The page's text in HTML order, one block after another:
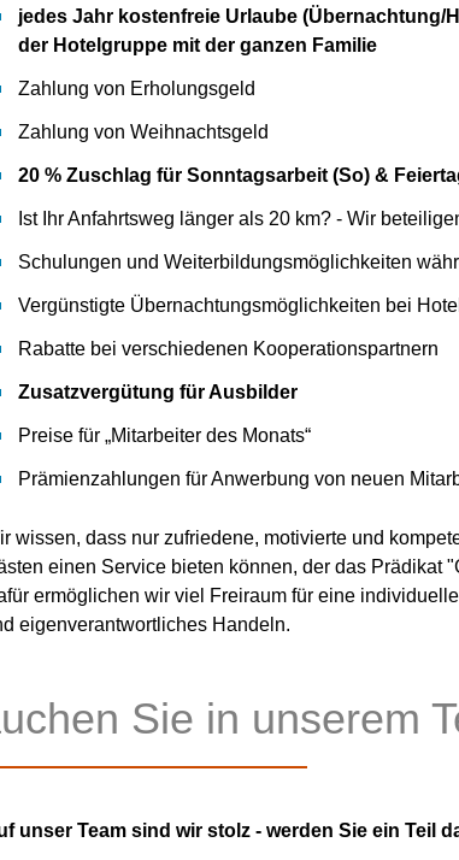
jedes Jahr kostenfreie Urlaube (Übernachtung/
der Hotelgruppe mit der ganzen Familie
Zahlung von Erholungsgeld
Zahlung von Weihnachtsgeld
20 % Zuschlag für Sonntagsarbeit (So) &
Ist Ihr Anfahrtsweg länger als 20 km? - Wir
Schulungen und Weiterbildungsmöglichkeiten
Vergünstigte Übernachtungsmöglichkeiten bei
Rabatte bei verschiedenen Kooperationspartnern
Zusatzvergütung für Ausbilder
Preise für „Mitarbeiter des Monats“
Prämienzahlungen für Anwerbung von neuen
wissen, dass nur zufriedene, motivierte und
einen Service bieten können, der das Prädikat
ermöglichen wir viel Freiraum für eine
eigenverantwortliches Handeln.
Sie in unserem
unser Team sind wir stolz - werden Sie ein Teil